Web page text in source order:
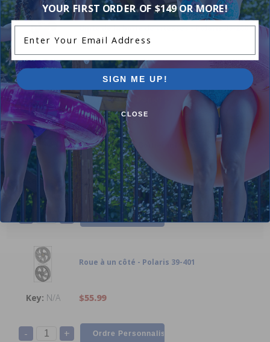
Unité de la boîte de vitesses - Polaris 39-200
N/A $354.99
+
Polaris 39-004 - Boîtier inférieur
$72.99
- +
Roue à un côté - Polaris 39-401
N/A $55.99
- +
YOUR FIRST ORDER OF $149 OR MORE!
SIGN ME UP!
CLOSE